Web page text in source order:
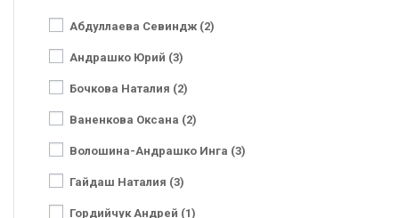
Абдуллаева Севиндж (2)
Андрашко Юрий (3)
Бочкова Наталия (2)
Ваненкова Оксана (2)
Волошина-Андрашко Инга (3)
Гайдаш Наталия (3)
Гордийчук Андрей (1)